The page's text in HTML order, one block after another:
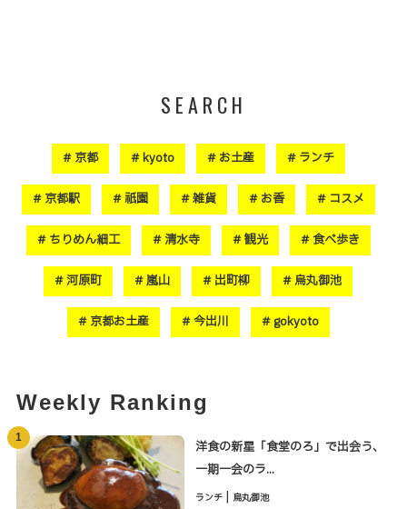
SEARCH
京都 kyoto お土産 ランチ
京都駅 祇園 雑貨 お香 コスメ
ちりめん細工 清水寺 観光 食べ歩き
河原町 嵐山 出町柳 烏丸御池
京都お土産 今出川 gokyoto
Weekly Ranking
1
洋食の新星「食堂のろ」で出会う、
一期一会のラ...
ランチ | 烏丸御池